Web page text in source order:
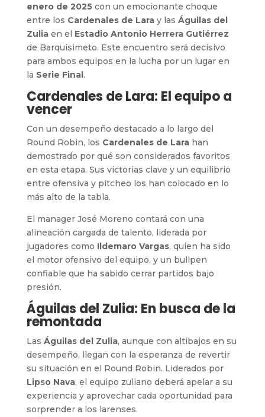
enero de 2025con un emocionante choque
entre los Cardenales de Laray las Águilas del
Zuliaen el Estadio Antonio Herrera Gutiérrez
de Barquisimeto. Este encuentro será decisivo
para ambos equipos en la lucha por un lugar en
la Serie Final.
Cardenales de Lara: El equipo a
vencer
Con un desempeño destacado a lo largo del
Round Robin, los Cardenales de Larahan
demostrado por qué son considerados favoritos
en esta etapa. Sus victorias clave y un equilibrio
entre ofensiva y pitcheo los han colocado en lo
más alto de la tabla.
El manager José Moreno contará con una
alineación cargada de talento, liderada por
jugadores como Ildemaro Vargas, quien ha sido
el motor ofensivo del equipo, y un bullpen
confiable que ha sabido cerrar partidos bajo
presión.
Águilas del Zulia: En busca de la
remontada
Las Águilas del Zulia, aunque con altibajos en su
desempeño, llegan con la esperanza de revertir
su situación en el Round Robin. Liderados por
Lipso Nava, el equipo zuliano deberá apelar a su
experiencia y aprovechar cada oportunidad para
sorprender a los larenses.